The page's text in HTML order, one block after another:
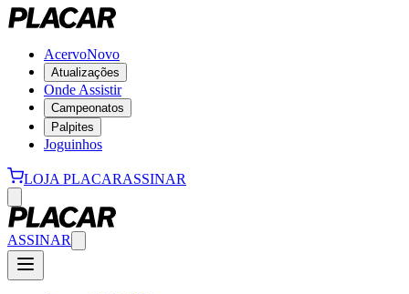
AcervoNovo
Atualizações
Onde Assistir
Campeonatos
Palpites
Joguinhos
LOJA PLACARASSINAR
ASSINAR